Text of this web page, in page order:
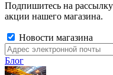
Подпишитесь на
акции нашего магазина.
Новости магазина
Блог